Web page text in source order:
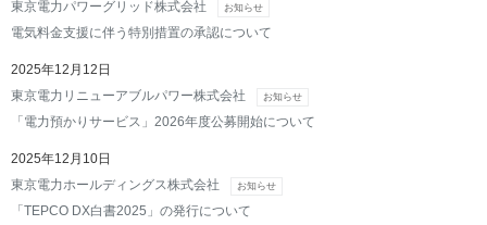
東京電力パワーグリッド株式会社
お知らせ
電気料金支援に伴う特別措置の承認について
2025年12月12日
東京電力リニューアブルパワー株式会社
お知らせ
「電力預かりサービス」2026年度公募開始について
2025年12月10日
東京電力ホールディングス株式会社
お知らせ
「TEPCO DX白書2025」の発行について